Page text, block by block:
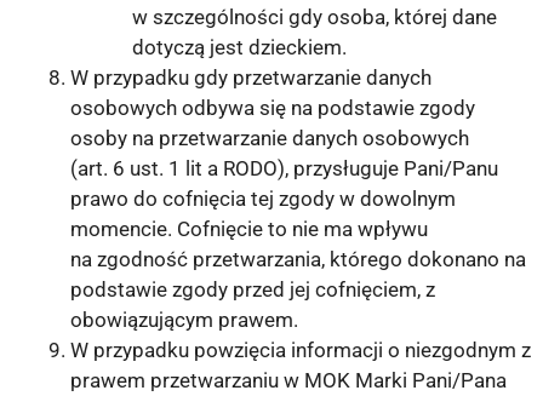
w szczególności gdy osoba, której dane
dotyczą jest dzieckiem.
W przypadku gdy przetwarzanie danych
osobowych odbywa się na podstawie zgody
osoby na przetwarzanie danych osobowych
(art. 6 ust. 1 lit a RODO), przysługuje Pani/Panu
prawo do cofnięcia tej zgody w dowolnym
momencie. Cofnięcie to nie ma wpływu
na zgodność przetwarzania, którego dokonano na
podstawie zgody przed jej cofnięciem, z
obowiązującym prawem.
W przypadku powzięcia informacji o niezgodnym z
prawem przetwarzaniu w MOK Marki Pani/Pana